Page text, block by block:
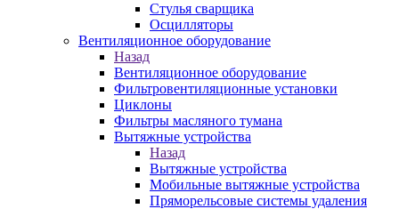
Стулья сварщика
Осцилляторы
Вентиляционное оборудование
Назад
Вентиляционное оборудование
Фильтровентиляционные установки
Циклоны
Фильтры масляного тумана
Вытяжные устройства
Назад
Вытяжные устройства
Мобильные вытяжные устройства
Пряморельсовые системы удаления